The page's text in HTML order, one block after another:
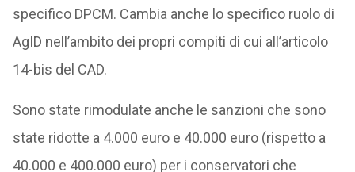
specifico DPCM. Cambia anche lo specifico ruolo di
AgID nell’ambito dei propri compiti di cui all’articolo
14-bis del CAD.
Sono state rimodulate anche le sanzioni che sono
state ridotte a 4.000 euro e 40.000 euro (rispetto a
40.000 e 400.000 euro) per i conservatori che